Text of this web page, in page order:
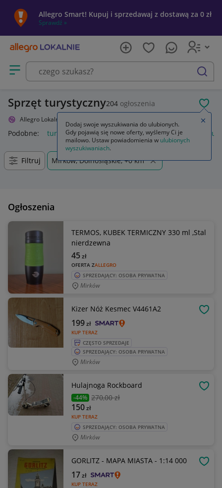
Allegro Smart! Kupuj i sprzedawaj z dostawą za 0 zł
Sprawdź »
Otwórz menu z kategoriami
szukaj
Sprzęt turystyczny204 ogłoszenia
Allegro Lokalnie
Podobne: turystyka sport i turystyka geografia geologia
Filtruj Mirków, Dolnośląskie, +0 km
Ogłoszenia
TERMOS, KUBEK TERMICZNY 330 ml ,Stal
nierdzewna
OFERTA ZALLEGRO
45zł
SPRZEDAJĄCY: OSOBA PRYWATNA
Mirków
Kizer Nóż Kesmec V4461A2
KUP TERAZ
199zł
CZĘSTO SPRZEDAJE
SPRZEDAJĄCY: OSOBA PRYWATNA
Mirków
Hulajnoga Rockboard
-44% 270,00 zł
KUP TERAZ
150zł
SPRZEDAJĄCY: OSOBA PRYWATNA
Mirków
GORLITZ - MAPA MIASTA - 1:14 000
KUP TERAZ
17zł
Dodaj swoje wyszukiwania do ulubionych.
Gdy pojawią się nowe oferty, wyślemy Ci je
mailowo. Ustaw powiadomienia w ulubionych
wyszukiwaniach.